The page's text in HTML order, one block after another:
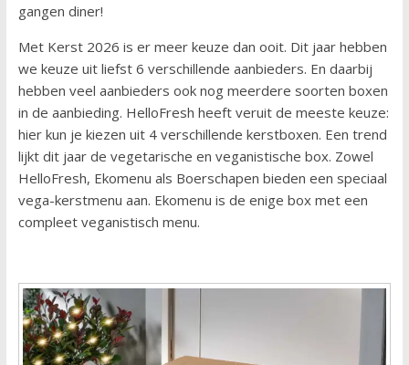
gangen diner!
Met Kerst 2026 is er meer keuze dan ooit. Dit jaar hebben
we keuze uit liefst 6 verschillende aanbieders. En daarbij
hebben veel aanbieders ook nog meerdere soorten boxen
in de aanbieding. HelloFresh heeft veruit de meeste keuze:
hier kun je kiezen uit 4 verschillende kerstboxen. Een trend
lijkt dit jaar de vegetarische en veganistische box. Zowel
HelloFresh, Ekomenu als Boerschapen bieden een speciaal
vega-kerstmenu aan. Ekomenu is de enige box met een
compleet veganistisch menu.